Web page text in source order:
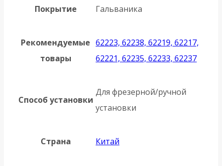
Покрытие Гальваника
Рекомендуемые
товары
62223, 62238, 62219, 62217,
62221, 62235, 62233, 62237
Способ установки
Для фрезерной/ручной
установки
Страна Китай